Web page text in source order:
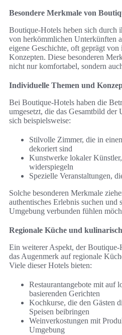
Besondere Merkmale von
Boutique-Hotels heben sich durch
von herkömmlichen Unterkünften
eigene Geschichte, oft geprägt
Konzepten. Diese besonderen
nicht nur komfortabel, sondern
Individuelle Themen und
Bei Boutique-Hotels haben die
umgesetzt, die das Gesamtbild
sich beispielsweise:
Stilvolle Zimmer, die in
dekoriert sind
Kunstwerke lokaler
widerspiegeln
Spezielle Veranstaltungen,
Solche besonderen Merkmale
authentisches Erlebnis suchen und
Umgebung verbunden fühlen
Regionale Küche und
Ein weiterer Aspekt, der Boutique-
das Augenmerk auf regionale
Viele dieser Hotels bieten:
Restaurantangebote mit auf
basierenden Gerichten
Kochkurse, die den Gästen
Speisen beibringen
Weinverkostungen mit
Umgebung